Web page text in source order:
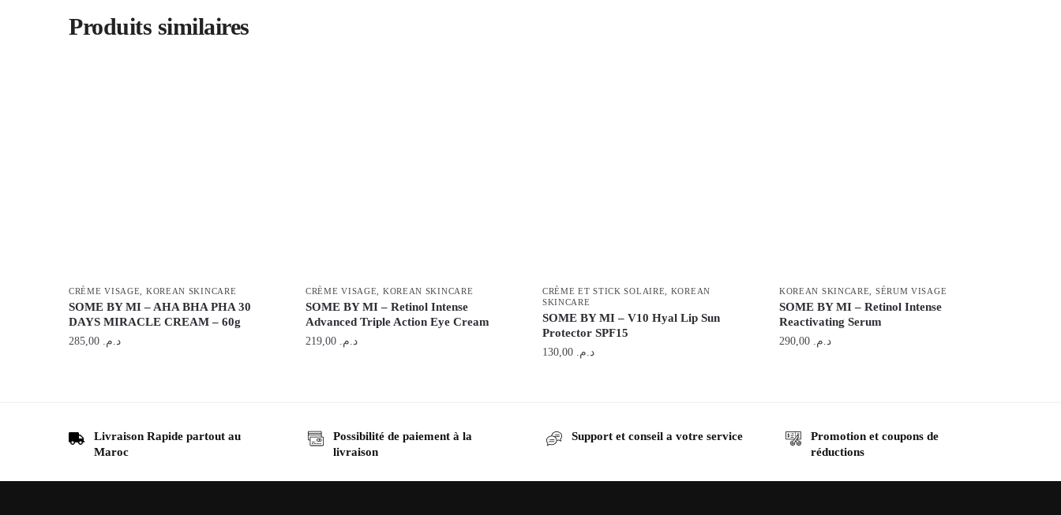
Produits similaires
CRÈME VISAGE KOREAN SKINCARE
SOME BY MI – AHA BHA PHA 30
DAYS MIRACLE CREAM – 60g
د.م.
CRÈME VISAGE KOREAN SKINCARE
SOME BY MI – Retinol Intense
Advanced Triple Action Eye Cream
د.م.
CRÈME ET STICK SOLAIRE
KOREAN
SKINCARE
SOME BY MI – V10 Hyal Lip Sun
Protector SPF15
د.م. 130,00
KOREAN SKINCARE SÉRUM VISAGE
SOME BY MI – Retinol Intense
Reactivating Serum
د.م. 290,00
Livraison Rapide partout au
Maroc
Possibilité de paiement à la
livraison
Support et conseil a votre service
Promotion et coupons de
réductions